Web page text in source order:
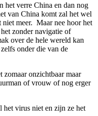
het verre China en dan nog
van China komt zal het wel
meer. Maar nee hoor het
zonder navigatie of
over de hele wereld kan
onder die van de
zomaar onzichtbaar maar
of vrouw of nog erger
het virus niet en zijn ze het